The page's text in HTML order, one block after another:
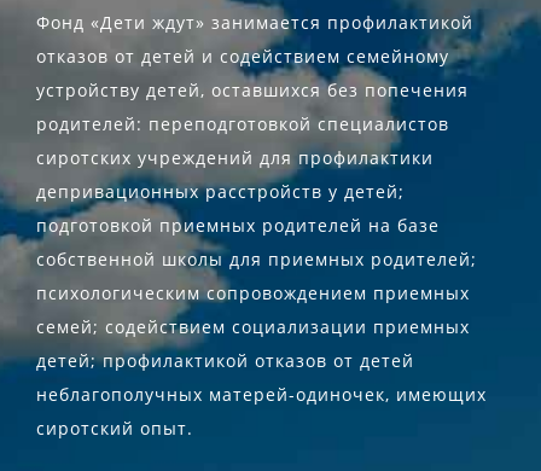
Фонд «Дети ждут» занимается профилактикой
отказов от детей и содействием семейному
устройству детей, оставшихся без попечения
родителей: переподготовкой специалистов
сиротских учреждений для профилактики
депривационных расстройств у детей;
подготовкой приемных родителей на базе
собственной школы для приемных родителей;
психологическим сопровождением приемных
семей; содействием социализации приемных
детей; профилактикой отказов от детей
неблагополучных матерей-одиночек, имеющих
сиротский опыт.